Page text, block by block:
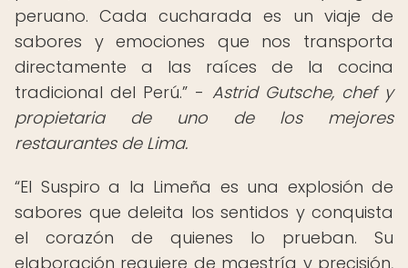
peruano. Cada cucharada es un viaje de
sabores y emociones que nos transporta
directamente a las raíces de la cocina
tradicional del Perú.” - Astrid Gutsche, chef y
propietaria de uno de los mejores
restaurantes de Lima.
“El Suspiro a la Limeña es una explosión de
sabores que deleita los sentidos y conquista
el corazón de quienes lo prueban. Su
elaboración requiere de maestría y precisión,